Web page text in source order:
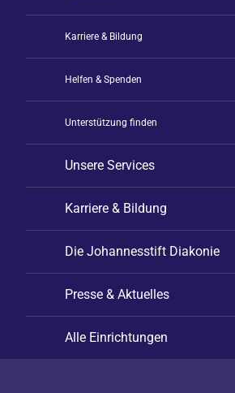
Karriere & Bildung
Helfen & Spenden
Unterstützung finden
Unsere Services
Karriere & Bildung
Die Johannesstift Diakonie
Presse & Aktuelles
Alle Einrichtungen